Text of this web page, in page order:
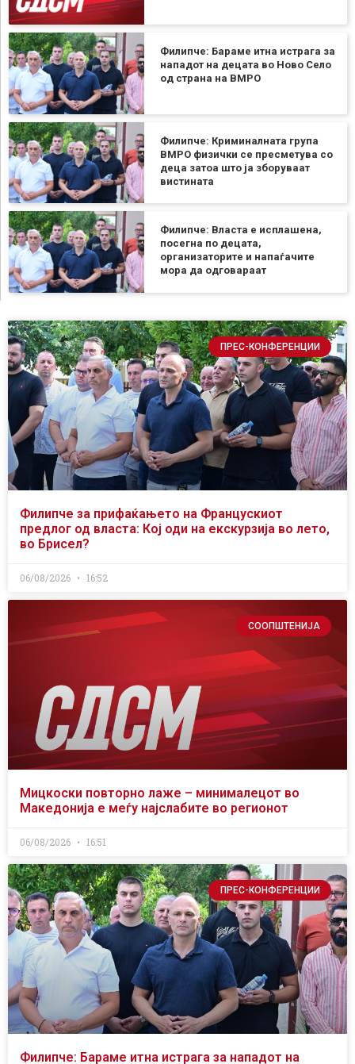
Филипче: Бараме итна истрага за
нападот на децата во Ново Село
од страна на ВМРО
Филипче: Криминалната група
ВМРО физички се пресметува со
деца затоа што ја зборуваат
вистината
Филипче: Власта е исплашена,
посегна по децата,
организаторите и напаѓачите
мора да одговараат
ПРЕС-КОНФЕРЕНЦИИ
Филипче за прифаќањето на Францускиот
предлог од власта: Кој оди на екскурзија во лето,
во Брисел?
06/08/2026 16:52
СООПШТЕНИЈА
Мицкоски повторно лаже – минималецот во
Македонија е меѓу најслабите во регионот
06/08/2026 16:51
ПРЕС-КОНФЕРЕНЦИИ
Филипче: Бараме итна истрага за нападот на